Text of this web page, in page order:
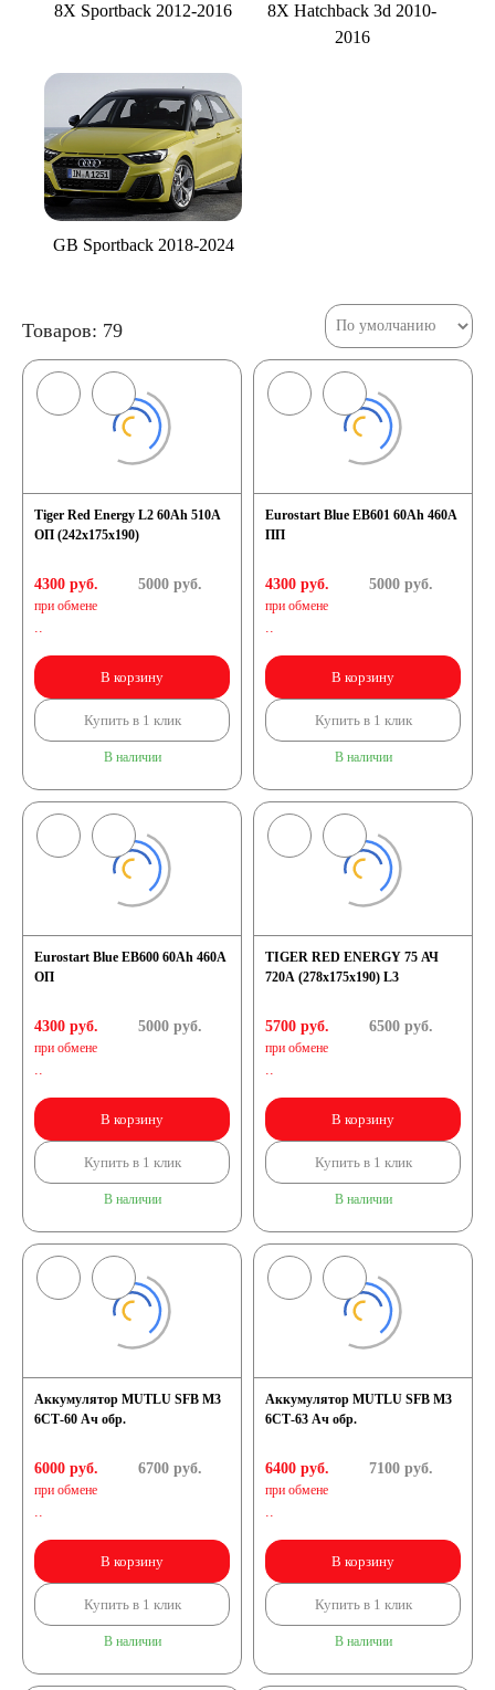
8X Sportback 2012-2016
8Х Hatchback 3d 2010-
2016
GB Sportback 2018-2024
Товаров: 79
Tiger Red Energy L2 60Ah 510A
ОП (242x175x190)
4300 руб.
при обмене
..
5000руб.
В корзину
Купить в 1 клик
В наличии
Eurostart Blue EB601 60Ah 460A
ПП
4300 руб.
при обмене
..
5000руб.
В корзину
Купить в 1 клик
В наличии
Eurostart Blue EB600 60Ah 460A
ОП
4300 руб.
при обмене
..
5000руб.
В корзину
Купить в 1 клик
В наличии
TIGER RED ENERGY 75 АЧ
720A (278x175x190) L3
5700 руб.
при обмене
..
6500руб.
В корзину
Купить в 1 клик
В наличии
Аккумулятор MUTLU SFB M3
6СТ-60 Ач обр.
6000 руб.
при обмене
..
6700руб.
В корзину
Купить в 1 клик
В наличии
Аккумулятор MUTLU SFB M3
6СТ-63 Ач обр.
6400 руб.
при обмене
..
7100руб.
В корзину
Купить в 1 клик
В наличии